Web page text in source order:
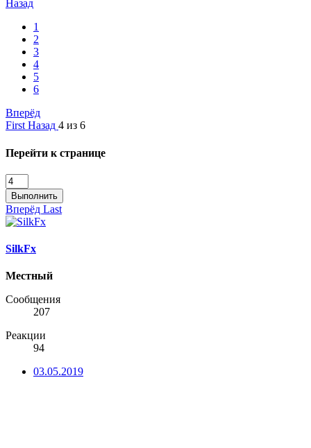
Назад
1
2
3
4
5
6
Вперёд
First Назад 4 из 6
Перейти к странице
Выполнить
Вперёд Last
SilkFx
Местный
Сообщения
207
Реакции
94
03.05.2019